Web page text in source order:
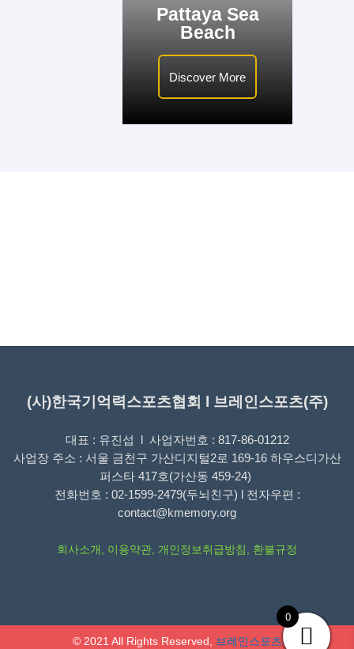
Pattaya Sea
Beach
Discover More
(사)한국기억력스포츠협회 l 브레인스포츠(주)
대표 : 유진섭 l 사업자번호 : 817-86-01212
사업장 주소 : 서울 금천구 가산디지털2로 169-16 하우스디가산
퍼스타 417호(가산동 459-24)
전화번호 : 02-1599-2479(두뇌친구) l 전자우편 :
contact@kmemory.org
회사소개 이용약관 개인정보취급방침 환불규정
© 2021 All Rights Reserved, 브레인스포츠
0